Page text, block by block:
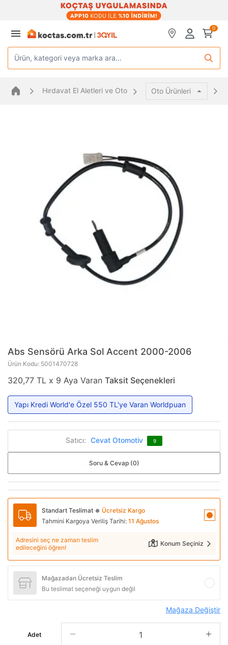
0
Ürün, kategori veya marka ara...
Hırdavat El Aletleri ve Oto Oto Ürünleri
Abs Sensörü Arka Sol Accent 2000-2006
Ürün Kodu: 5001470728
320,77 TL x 9 Aya Varan Taksit Seçenekleri
Yapı Kredi World'e Özel 550 TL'ye Varan Worldpuan
Satıcı: Cevat Otomotiv 9
Soru & Cevap (0)
Standart Teslimat ● Ücretsiz Kargo
Tahmini Kargoya Veriliş Tarihi: 11 Ağustos
Adresini seç ne zaman teslim
edileceğini öğren!
Konum Seçiniz
Mağazadan Ücretsiz Teslim
Bu teslimat seçeneği uygun değil
Mağaza Değiştir
Adet